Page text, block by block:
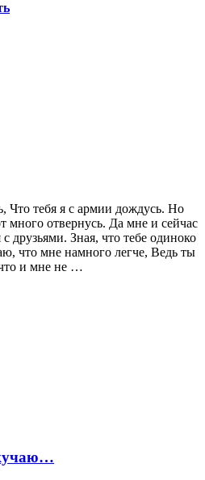
Что тебя я с армии дождусь. Но
много отвернусь. Да мне и сейчас
с друзьями. Зная, что тебе одиноко
что мне намного легче, Ведь ты
и мне не …